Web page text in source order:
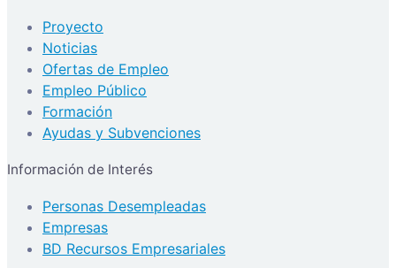
Proyecto
Noticias
Ofertas de Empleo
Empleo Público
Formación
Ayudas y Subvenciones
Información de Interés
Personas Desempleadas
Empresas
BD Recursos Empresariales